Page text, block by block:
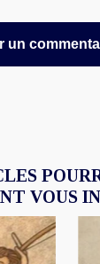
VOUS